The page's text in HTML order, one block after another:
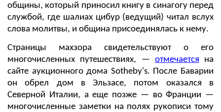
общины, который приносил книгу в синагогу перед
службой, где шалиах цибур (ведущий) читал вслух
слова молитвы, и община присоединялась к нему.
Страницы махзора свидетельствуют о его
многочисленных путешествиях, — отмечается на
сайте аукционного дома Sotheby's. После Баварии
он обрел дом в Эльзасе, потом оказался в
Северной Италии, а еще позже — во Франции —
многочисленные заметки на полях рукописи тому